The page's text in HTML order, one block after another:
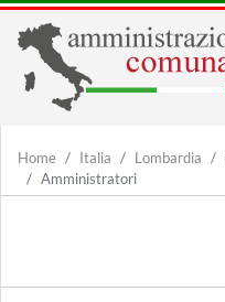
Home Italia Lombardia
Amministratori